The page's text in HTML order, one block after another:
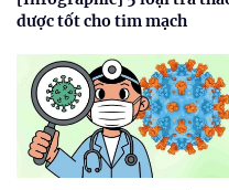
dược tốt cho tim mạch